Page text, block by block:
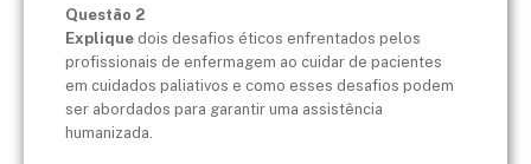
Questão 2
Explique dois desafios éticos enfrentados pelos
profissionais de enfermagem ao cuidar de pacientes
em cuidados paliativos e como esses desafios podem
ser abordados para garantir uma assistência
humanizada.